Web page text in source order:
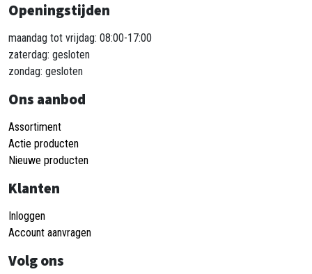
Openingstijden
maandag tot vrijdag: 08:00-17:00
zaterdag: gesloten
zondag: gesloten
Ons aanbod
Assortiment
Actie producten
Nieuwe producten
Klanten
Inloggen
Account aanvragen
Volg ons